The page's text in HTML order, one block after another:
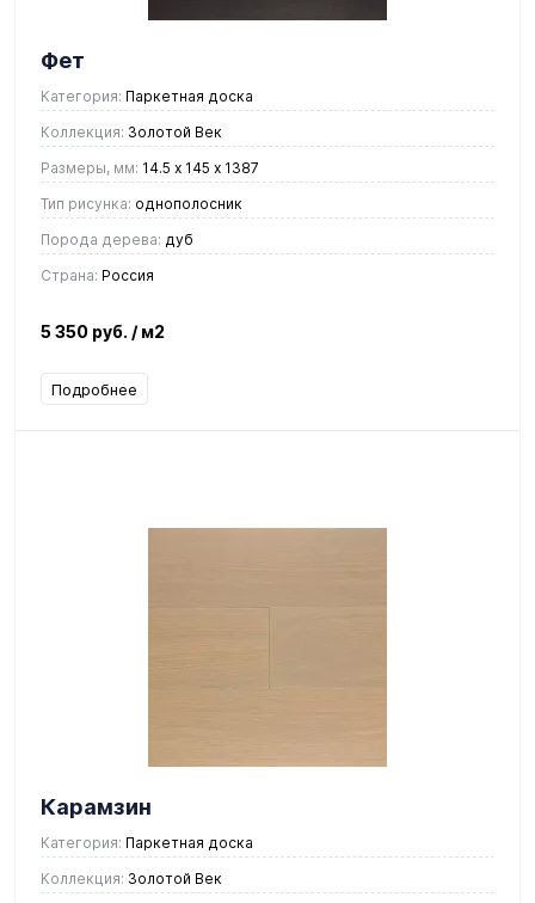
Фет
Категория: Паркетная доска
Коллекция: Золотой Век
Размеры, мм: 14.5 х 145 х 1387
Тип рисунка: однополосник
Порода дерева: дуб
Страна: Россия
5 350 руб. / м2
Подробнее
Карамзин
Категория: Паркетная доска
Коллекция: Золотой Век